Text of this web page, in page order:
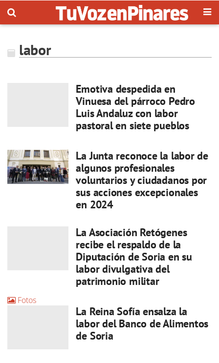
labor
Emotiva despedida en
Vinuesa del párroco Pedro
Luis Andaluz con labor
pastoral en siete pueblos
La Junta reconoce la labor de
algunos profesionales
voluntarios y ciudadanos por
sus acciones excepcionales
en 2024
La Asociación Retógenes
recibe el respaldo de la
Diputación de Soria en su
labor divulgativa del
patrimonio militar
Fotos
La Reina Sofía ensalza la
labor del Banco de Alimentos
de Soria